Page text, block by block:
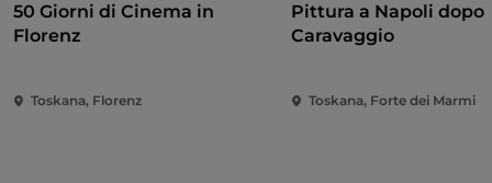
50 Giorni di Cinema in
Florenz
Toskana, Florenz
Pittura a Napoli dopo
Caravaggio
Toskana, Forte dei Marmi